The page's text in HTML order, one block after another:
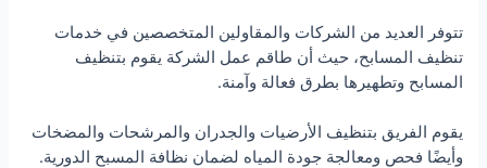
تتوفر العديد من الشركات والمقاولين المتخصصين في خدمات
تنظيف المسابح، حيث أن طاقم عمل الشركة يقوم بتنظيف
المسابح وتطهيرها بطرق فعالة وآمنة.
يقوم الفريق بتنظيف الأرضيات والجدران والمرشحات والمضخات
وأيضًا فحص ومعالجة جودة المياه لضمان نظافة المسبح الدورية.